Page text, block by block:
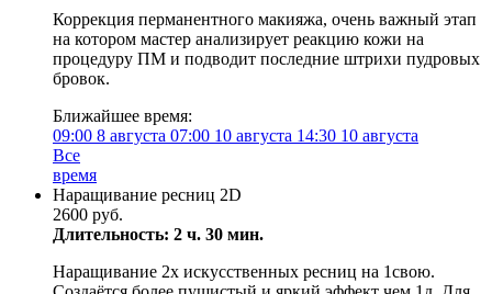
Коррекция перманентного макияжа, очень важный этап
на котором мастер анализирует реакцию кожи на
процедуру ПМ и подводит последние штрихи пудровых
бровок.
Ближайшее время:
09:00 8 августа 07:00 10 августа 14:30 10 августа
Все
время
Наращивание ресниц 2D
2600 руб.
Длительность: 2 ч. 30 мин.
Наращивание 2х искусственных ресниц на 1свою.